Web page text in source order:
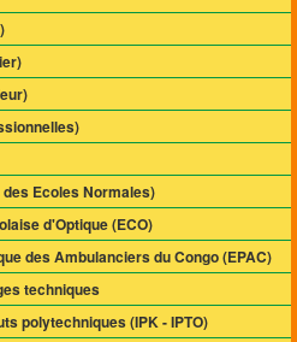
Ecoles Normales)
d'Optique (ECO)
des Ambulanciers du Congo (EPAC)
techniques
polytechniques (IPK - IPTO)